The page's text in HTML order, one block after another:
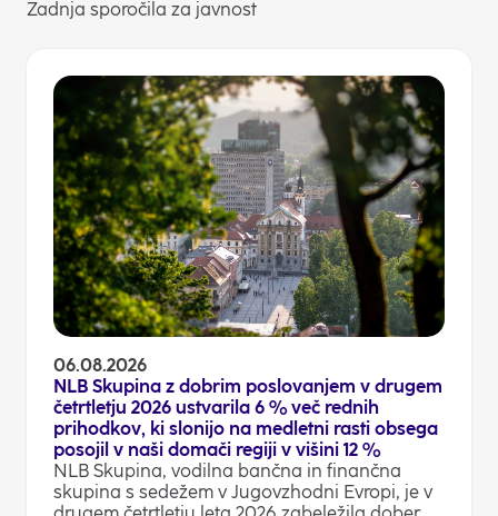
Zadnja sporočila za javnost
06.08.2026
NLB Skupina z dobrim poslovanjem v drugem
četrtletju 2026 ustvarila 6 % več rednih
prihodkov, ki slonijo na medletni rasti obsega
posojil v naši domači regiji v višini 12 %
NLB Skupina, vodilna bančna in finančna
skupina s sedežem v Jugovzhodni Evropi, je v